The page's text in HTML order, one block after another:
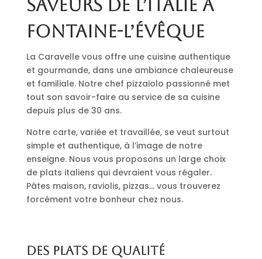
saveurs de l’Italie à
Fontaine-l’Évêque
La Caravelle vous offre une cuisine authentique
et gourmande, dans une ambiance chaleureuse
et familiale. Notre chef pizzaiolo passionné met
tout son savoir-faire au service de sa cuisine
depuis plus de 30 ans.
Notre carte, variée et travaillée, se veut surtout
simple et authentique, à l’image de notre
enseigne. Nous vous proposons un large choix
de plats italiens qui devraient vous régaler.
Pâtes maison, raviolis, pizzas… vous trouverez
forcément votre bonheur chez nous.
Des plats de qualité